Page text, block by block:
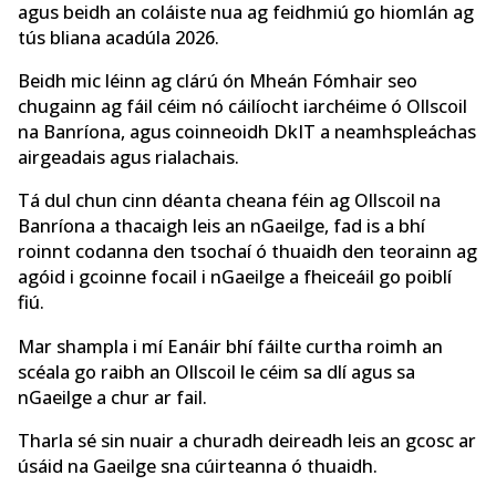
agus beidh an coláiste nua ag feidhmiú go hiomlán ag
tús bliana acadúla 2026.
Beidh mic léinn ag clárú ón Mheán Fómhair seo
chugainn ag fáil céim nó cáilíocht iarchéime ó Ollscoil
na Banríona, agus coinneoidh DkIT a neamhspleáchas
airgeadais agus rialachais.
Tá dul chun cinn déanta cheana féin ag Ollscoil na
Banríona a thacaigh leis an nGaeilge, fad is a bhí
roinnt codanna den tsochaí ó thuaidh den teorainn ag
agóid i gcoinne focail i nGaeilge a fheiceáil go poiblí
fiú.
Mar shampla i mí Eanáir bhí fáilte curtha roimh an
scéala go raibh an Ollscoil le céim sa dlí agus sa
nGaeilge a chur ar fail.
Tharla sé sin nuair a churadh deireadh leis an gcosc ar
úsáid na Gaeilge sna cúirteanna ó thuaidh.